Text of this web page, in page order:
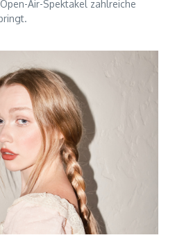
Air-Spektakel zahlreiche